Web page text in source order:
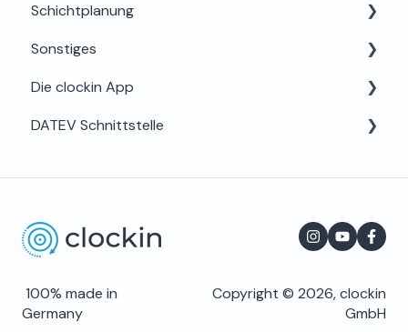
Projektplanung & Basis
Zeiterfassung & App-Bedienung
Dokumentation & Digitale Akte
Abrechnung & Schnittstellen
Schichtplanung
Für Admins & Planer
Für Mitarbeiter
Sonstiges
Unternehmen & Vertrag
Zusatzfunktionen & Technik
Die clockin App
Login & Zugang
DATEV Schnittstelle
100% made in
Germany
Copyright © 2026, clockin
GmbH